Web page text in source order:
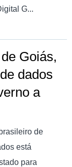
G...
Goiás,
dados
a
de
está
para